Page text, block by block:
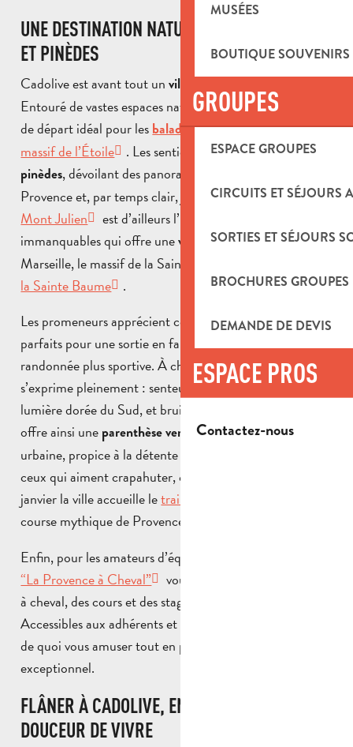
MUSÉES
BOUTIQUE
GROUPES
ESPACE GROUPES
CIRCUITS ET SÉJOURS
SORTIES ET SÉJOURS
BROCHURES GROUPES
DEMANDE DE DEVIS
ESPACE PROS
Contactez-nous
UNE DESTINATION NATURE ENTRE COLLINES
ET PINÈDES
Cadolive est avant tout unvillage tourné vers la nature .
Entouré de vastes espaces naturels, il constitue un point
de départ idéal pour les balades et randonnées dans le
massif de l’Étoile . Les sentiers serpentent à travers les
pinèdes, dévoilant des panoramas ouverts sur la
Provence et, par temps clair, jusqu’à la Méditerranée. Le
Mont Julien
est d’ailleurs l’une des randos
immanquables qui offre unevue panoramiquesur
Marseille, le massif de la Sainte-Victoire et le
la Sainte Baume .
Les promeneurs apprécient ces chemins accessibles,
parfaits pour une sortie en famille comme pour une
randonnée plus sportive. À chaque détour, la nature
s’exprime pleinement : senteurs de thym et de romarin,
lumière dorée du Sud, et bruits des oiseaux. Cadolive
offre ainsi une parenthèse verte
, loin de l’agitation
urbaine, propice à la détente et au ressourcement. Pour
ceux qui aiment crapahuter, chaque année au mois de
janvier la ville accueille letrail de la Galinette
course mythique de Provence à ne pas louper !
Enfin, pour les amateurs d’équitation, le centre équestre
“La Provence à Cheval”
vous propose des randonnées
à cheval, des cours et des stages tout le long de l’année.
Accessibles aux adhérents et non adhérents, vous aurez
de quoi vous amuser tout en profitant d’un panorama
exceptionnel.
FLÂNER À CADOLIVE, ENTRE VIE LOCALE ET
DOUCEUR DE VIVRE